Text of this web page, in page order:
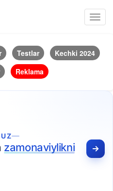
Testlar
Kechki 2024
Reklama
zamonaviylikni